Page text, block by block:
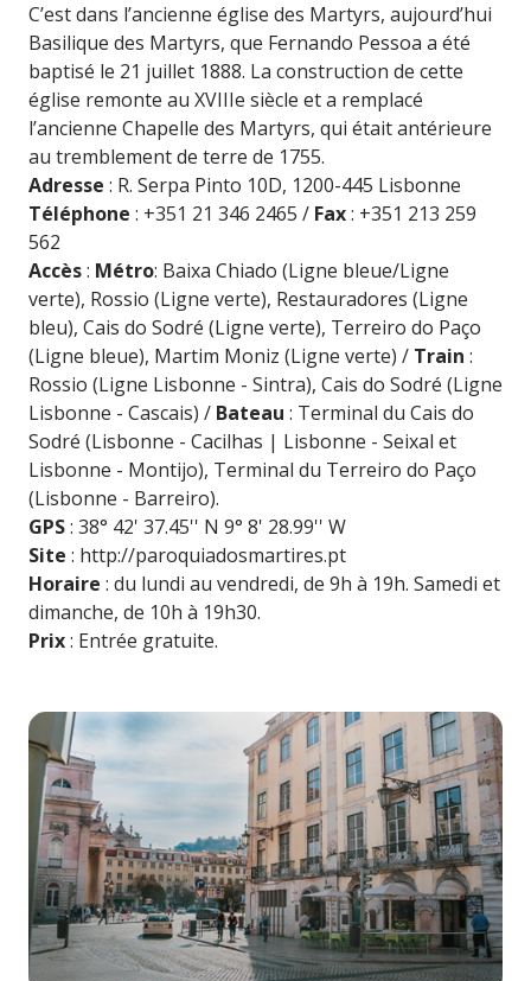
C’est dans l’ancienne église des Martyrs, aujourd’hui
Basilique des Martyrs, que Fernando Pessoa a été
baptisé le 21 juillet 1888. La construction de cette
église remonte au XVIIIe siècle et a remplacé
l’ancienne Chapelle des Martyrs, qui était antérieure
au tremblement de terre de 1755.
Adresse : R. Serpa Pinto 10D, 1200-445 Lisbonne
Téléphone : +351 21 346 2465 / Fax: +351 213 259
562
Accès: Métro: Baixa Chiado (Ligne bleue/Ligne
verte), Rossio (Ligne verte), Restauradores (Ligne
bleu), Cais do Sodré (Ligne verte), Terreiro do Paço
(Ligne bleue), Martim Moniz (Ligne verte) / Train :
Rossio (Ligne Lisbonne - Sintra), Cais do Sodré (Ligne
Lisbonne - Cascais) / Bateau : Terminal du Cais do
Sodré (Lisbonne - Cacilhas | Lisbonne - Seixal et
Lisbonne - Montijo), Terminal du Terreiro do Paço
(Lisbonne - Barreiro).
GPS: 38° 42' 37.45'' N 9° 8' 28.99'' W
Site : http://paroquiadosmartires.pt
Horaire : du lundi au vendredi, de 9h à 19h. Samedi et
dimanche, de 10h à 19h30.
Prix: Entrée gratuite.